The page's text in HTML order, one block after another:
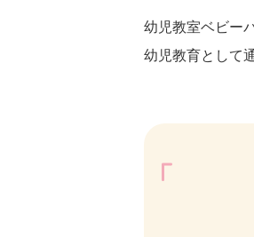
幼児教室ベビー
幼児教育として